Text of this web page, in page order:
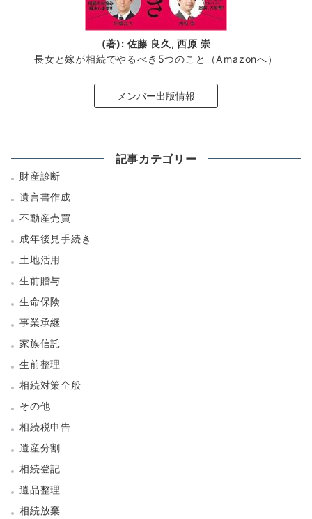
(著): 佐藤 良久, 西原 崇
長女と嫁が相続でやるべき5つのこと（Amazonへ）
メンバー出版情報
記事カテゴリー
財産診断
遺言書作成
不動産売買
成年後見手続き
土地活用
生前贈与
生命保険
事業承継
家族信託
生前整理
相続対策全般
その他
相続税申告
遺産分割
相続登記
遺品整理
相続放棄